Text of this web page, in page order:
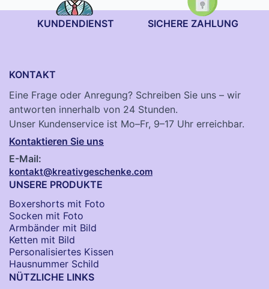
KUNDENDIENST SICHERE ZAHLUNG
KONTAKT
Eine Frage oder Anregung? Schreiben Sie uns – wir
antworten innerhalb von 24 Stunden.
Unser Kundenservice ist Mo–Fr, 9–17 Uhr erreichbar.
Kontaktieren Sie uns
E-Mail:
kontakt@kreativgeschenke.com
UNSERE PRODUKTE
Boxershorts mit Foto
Socken​ mit Foto
Armbänder mit Bild​
Ketten mit Bild
Personalisiertes Kissen
Hausnummer Schild
NÜTZLICHE LINKS